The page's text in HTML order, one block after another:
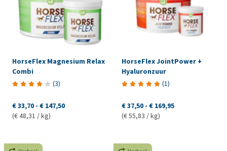
HorseFlex Magnesium Relax
Combi
(3)
€ 33,70 - € 147,50
(€ 48,31 / kg)
HorseFlex JointPower +
Hyaluronzuur
(1)
€ 37,50 - € 169,95
(€ 55,83 / kg)